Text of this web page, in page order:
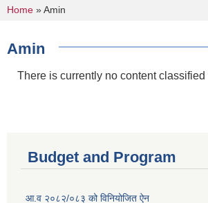
You are here
Home » Amin
Amin
There is currently no content classified
Budget and Program
आ.व २०८२/०८३ को विनियोजित ऐन